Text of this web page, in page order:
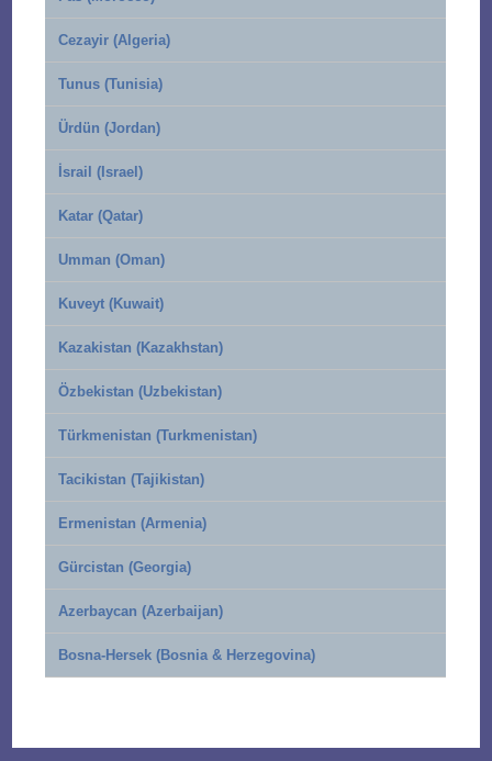
Cezayir (Algeria)
Tunus (Tunisia)
Ürdün (Jordan)
İsrail (Israel)
Katar (Qatar)
Umman (Oman)
Kuveyt (Kuwait)
Kazakistan (Kazakhstan)
Özbekistan (Uzbekistan)
Türkmenistan (Turkmenistan)
Tacikistan (Tajikistan)
Ermenistan (Armenia)
Gürcistan (Georgia)
Azerbaycan (Azerbaijan)
Bosna-Hersek (Bosnia & Herzegovina)